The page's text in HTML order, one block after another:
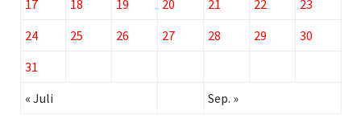
17 18 19 20 21 22
23
24
25 26 27 28 29
30
31
« Juli
Sep. »